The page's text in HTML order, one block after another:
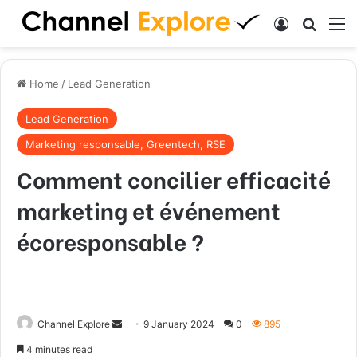
Log In
Home / Lead Generation
Lead Generation
Marketing responsable, Greentech, RSE
Comment concilier efficacité
marketing et événement
écoresponsable ?
Channel Explore 9 January 2024 0 895
4 minutes read